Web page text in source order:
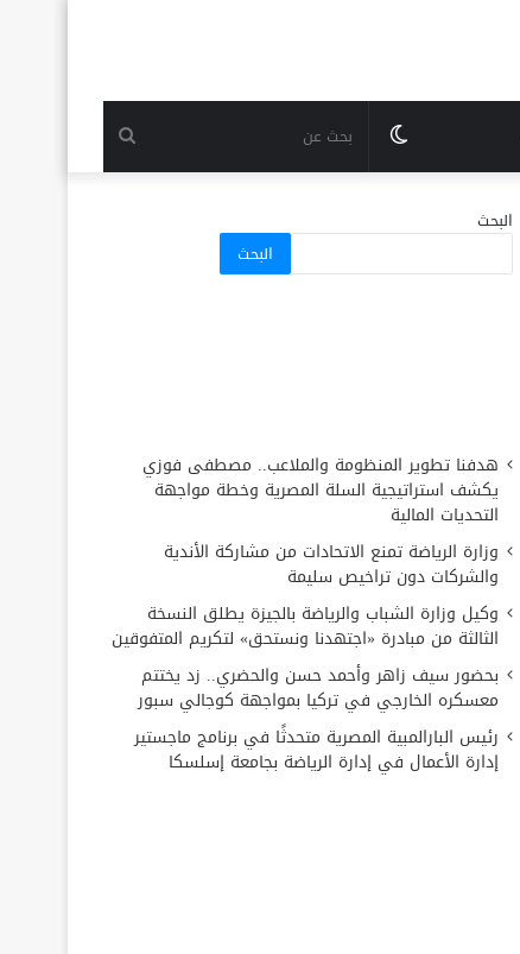
بحث
الوضع
البحث
البحث
هدفنا تطوير المنظومة والملاعب.. مصطفى فوزي
يكشف استراتيجية السلة المصرية وخطة مواجهة
التحديات المالية
وزارة الرياضة تمنع الاتحادات من مشاركة الأندية
والشركات دون تراخيص سليمة
وكيل وزارة الشباب والرياضة بالجيزة يطلق النسخة
الثالثة من مبادرة «اجتهدنا ونستحق» لتكريم المتفوقين
بحضور سيف زاهر وأحمد حسن والحضري.. زد يختتم
معسكره الخارجي في تركيا بمواجهة كوجالي سبور
رئيس البارالمبية المصرية متحدثًا في برنامج ماجستير
إدارة الأعمال في إدارة الرياضة بجامعة إسلسكا